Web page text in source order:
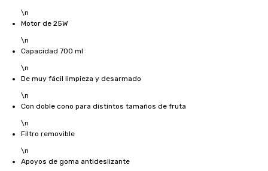
\n
Motor de 25W
\n
Capacidad 700 ml
\n
De muy fácil limpieza y desarmado
\n
Con doble cono para distintos tamaños de fruta
\n
Filtro removible
\n
Apoyos de goma antideslizante